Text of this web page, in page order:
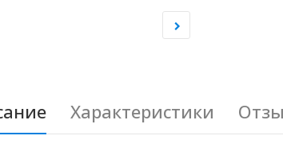
Характеристики